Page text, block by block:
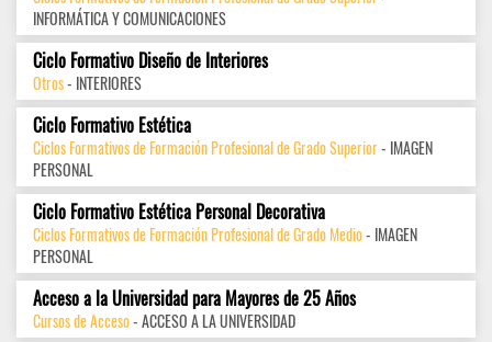
INFORMÁTICA Y COMUNICACIONES
Ciclo Formativo Diseño de Interiores
Otros- INTERIORES
Ciclo Formativo Estética
Ciclos Formativos de Formación Profesional de Grado Superior- IMAGEN
PERSONAL
Ciclo Formativo Estética Personal Decorativa
Ciclos Formativos de Formación Profesional de Grado Medio- IMAGEN
PERSONAL
Acceso a la Universidad para Mayores de 25 Años
Cursos de Acceso- ACCESO A LA UNIVERSIDAD